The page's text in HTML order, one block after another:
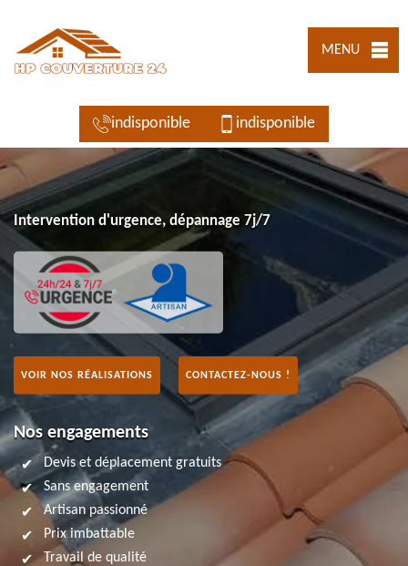
MENU
indisponible indisponible
Intervention d'urgence, dépannage 7j/7
VOIR NOS RÉALISATIONS CONTACTEZ-NOUS !
Nos engagements
Devis et déplacement gratuits
Sans engagement
Artisan passionné
Prix imbattable
Travail de qualité